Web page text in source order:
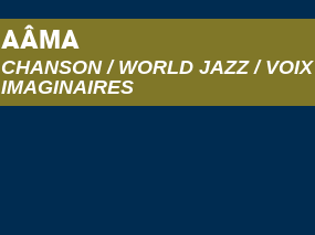
AÂMA
CHANSON / WORLD JAZZ / VOIX
IMAGINAIRES